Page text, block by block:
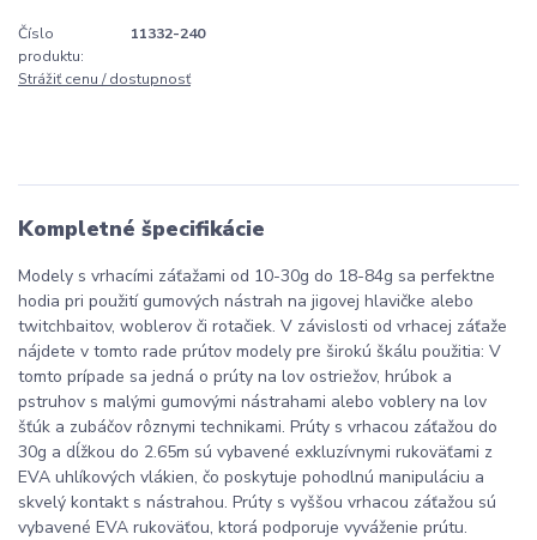
Číslo
produktu:
11332-240
Strážiť cenu / dostupnosť
Kompletné špecifikácie
Modely s vrhacími záťažami od 10-30g do 18-84g sa perfektne
hodia pri použití gumových nástrah na jigovej hlavičke alebo
twitchbaitov, woblerov či rotačiek. V závislosti od vrhacej záťaže
nájdete v tomto rade prútov modely pre širokú škálu použitia: V
tomto prípade sa jedná o prúty na lov ostriežov, hrúbok a
pstruhov s malými gumovými nástrahami alebo voblery na lov
šťúk a zubáčov rôznymi technikami. Prúty s vrhacou záťažou do
30g a dĺžkou do 2.65m sú vybavené exkluzívnymi rukoväťami z
EVA uhlíkových vlákien, čo poskytuje pohodlnú manipuláciu a
skvelý kontakt s nástrahou. Prúty s vyššou vrhacou záťažou sú
vybavené EVA rukoväťou, ktorá podporuje vyváženie prútu.